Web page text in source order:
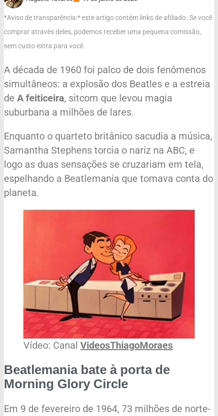
*Aviso de transparência:* este artigo contém links de afiliado. Se você
comprar através deles, podemos receber uma pequena comissão,
sem custo extra para você.
A década de 1960 foi palco de dois fenômenos
simultâneos: a explosão dos Beatles e a estreia
de A feiticeira, sitcom que levou magia
suburbana a milhões de lares.
Enquanto o quarteto britânico sacudia a música,
Samantha Stephens torcia o nariz na ABC, e
logo as duas sensações se cruzariam em tela,
espelhando a Beatlemania que tomava conta do
planeta.
Vídeo: Canal VideosThiagoMoraes
Beatlemania bate à porta de
Morning Glory Circle
Em 9 de fevereiro de 1964, 73 milhões de norte-